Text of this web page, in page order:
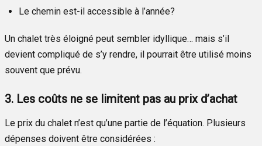
Le chemin est-il accessible à l’année?
Un chalet très éloigné peut sembler idyllique… mais s’il
devient compliqué de s’y rendre, il pourrait être utilisé moins
souvent que prévu.
3. Les coûts ne se limitent pas au prix d’achat
Le prix du chalet n’est qu’une partie de l’équation. Plusieurs
dépenses doivent être considérées :